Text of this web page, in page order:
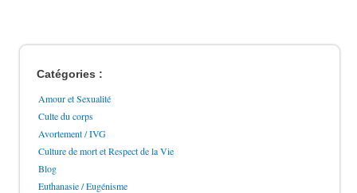
Catégories :
Amour et Sexualité
Culte du corps
Avortement / IVG
Culture de mort et Respect de la Vie
Blog
Euthanasie / Eugénisme